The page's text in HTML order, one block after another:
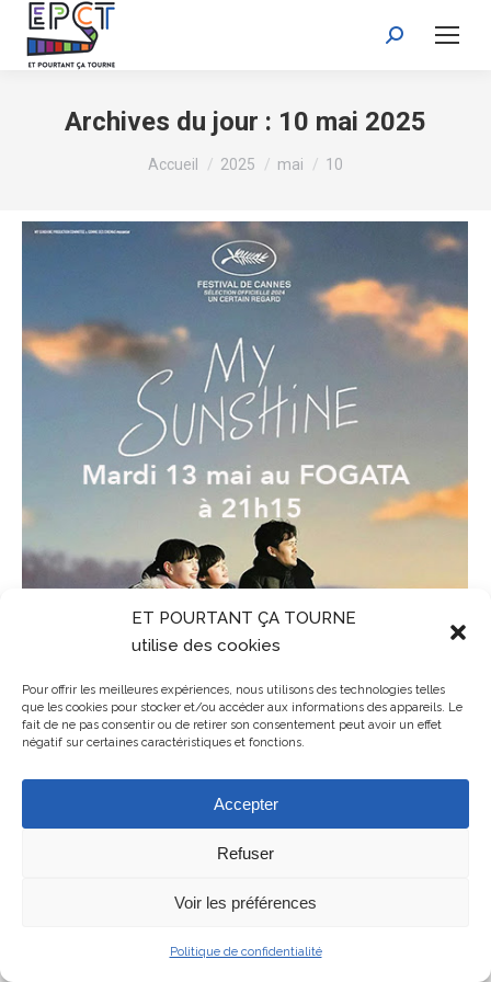
ET POURTANT ÇA TOURNE
utilise des cookies
Pour offrir les meilleures expériences, nous utilisons des technologies telles
que les cookies pour stocker et/ou accéder aux informations des appareils. Le
fait de ne pas consentir ou de retirer son consentement peut avoir un effet
négatif sur certaines caractéristiques et fonctions.
Accepter
Refuser
Voir les préférences
Politique de confidentialité
Recherche
Archives du jour : 10 mai 2025
Vous êtes ici :
Accueil 2025 mai 10
Haute-Corse